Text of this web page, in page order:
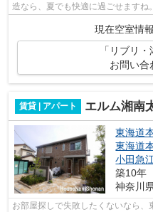
造なら、夏でも快適に過ごせますね
屋となっております。当物件は空き
現在空室情
「リブリ
お問い合
賃貸 | アパート エルム湘南
東海道
東海道
小田急
築10年
神奈川
お部屋探しで失敗したくないなら